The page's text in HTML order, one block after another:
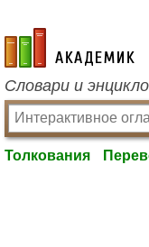
academic.ru
Словари и
Толкования